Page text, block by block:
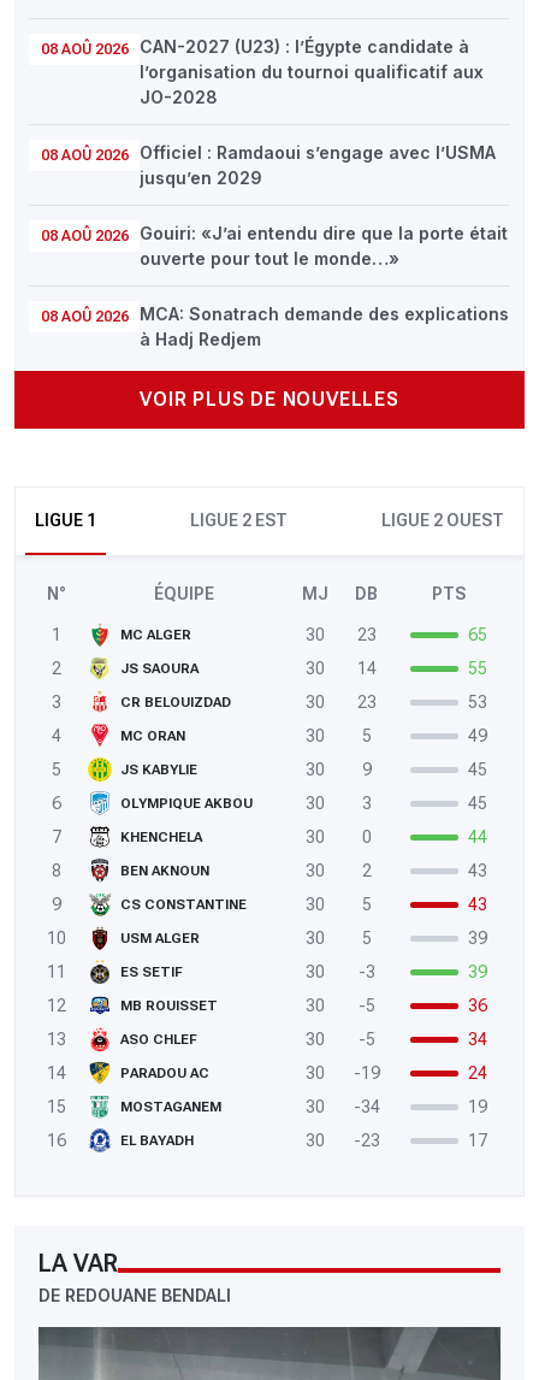
08 AOÛ 2026
CAN-2027 (U23) : l’Égypte candidate à
l’organisation du tournoi qualificatif aux
JO-2028
08 AOÛ 2026
Officiel : Ramdaoui s’engage avec l’USMA
jusqu’en 2029
08 AOÛ 2026
Gouiri: «J’ai entendu dire que la porte était
ouverte pour tout le monde…»
08 AOÛ 2026
MCA: Sonatrach demande des explications
à Hadj Redjem
VOIR PLUS DE NOUVELLES
LIGUE 1 LIGUE 2 EST LIGUE 2 OUEST
N° ÉQUIPE MJ DB PTS
1 MC ALGER 30 23
65
2
JS SAOURA 30 14
55
3
CR BELOUIZDAD 30 23
53
4
MC ORAN 30 5
49
5
JS KABYLIE 30 9
45
6
OLYMPIQUE AKBOU 30 3
45
7
KHENCHELA 30 0
44
8
BEN AKNOUN 30 2
43
9
CS CONSTANTINE 30 5
43
10
USM ALGER 30 5
39
11
ES SETIF 30 -3
39
12
MB ROUISSET 30 -5
36
13
ASO CHLEF 30 -5
34
14
PARADOU AC 30 -19
24
15
MOSTAGANEM 30 -34
19
16
EL BAYADH 30 -23 17
LA VAR
DE REDOUANE BENDALI